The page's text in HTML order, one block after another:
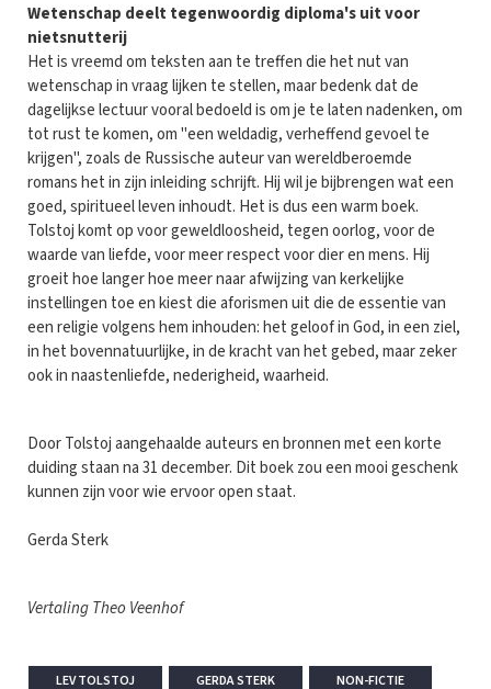
Wetenschap deelt tegenwoordig diploma's uit voor
nietsnutterij
Het is vreemd om teksten aan te treffen die het nut van
wetenschap in vraag lijken te stellen, maar bedenk dat de
dagelijkse lectuur vooral bedoeld is om je te laten nadenken, om
tot rust te komen, om "een weldadig, verheffend gevoel te
krijgen", zoals de Russische auteur van wereldberoemde
romans het in zijn inleiding schrijft. Hij wil je bijbrengen wat een
goed, spiritueel leven inhoudt. Het is dus een warm boek.
Tolstoj komt op voor geweldloosheid, tegen oorlog, voor de
waarde van liefde, voor meer respect voor dier en mens. Hij
groeit hoe langer hoe meer naar afwijzing van kerkelijke
instellingen toe en kiest die aforismen uit die de essentie van
een religie volgens hem inhouden: het geloof in God, in een ziel,
in het bovennatuurlijke, in de kracht van het gebed, maar zeker
ook in naastenliefde, nederigheid, waarheid.
Door Tolstoj aangehaalde auteurs en bronnen met een korte
duiding staan na 31 december. Dit boek zou een mooi geschenk
kunnen zijn voor wie ervoor open staat.
Gerda Sterk
Vertaling Theo Veenhof
LEV TOLSTOJ GERDA STERK NON-FICTIE